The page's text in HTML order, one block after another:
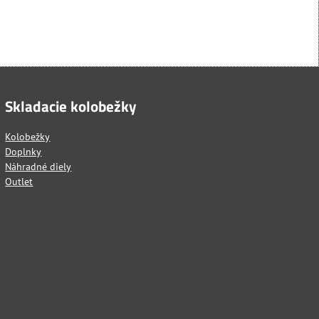
Skladacie kolobežky
Kolobežky
Doplnky
Náhradné diely
Outlet